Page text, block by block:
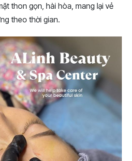
thon gọn, hài hòa, mang lại vẻ
theo thời gian.